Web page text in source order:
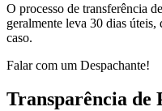
O processo de transferência
geralmente leva 30 dias
caso.
Falar com um Despachante!
Transparência de